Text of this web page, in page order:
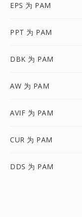
EPS 为 PAM
PPT 为 PAM
DBK 为 PAM
AW 为 PAM
AVIF 为 PAM
CUR 为 PAM
DDS 为 PAM